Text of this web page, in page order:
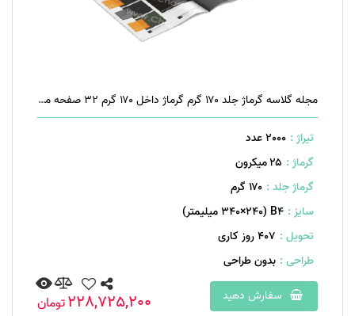
مجله گلاسه گرماژ جلد ۱۷۰ گرم گرماژ داخل ۱۷۰ گرم ۳۲ صفحه منگنه تخت
تیراژ : 2000 عدد
گرماژ : ۲۵ میکرون
گرماژ جلد : ۱۷۰ گرم
سایز : B۴ (۳۴۰×۲۴۰ میلیمتر)
تحویل : 407 روز کاری
طراحی : بدون طراحی
سفارش دهید
228,725,200تومان